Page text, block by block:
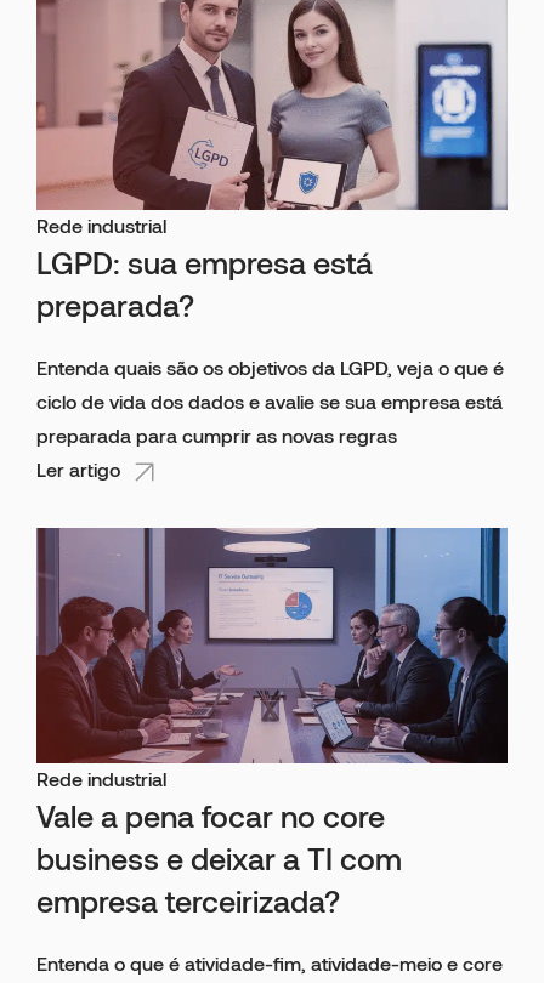
Rede industrial
LGPD: sua empresa está
preparada?
Entenda quais são os objetivos da LGPD, veja o que é
ciclo de vida dos dados e avalie se sua empresa está
preparada para cumprir as novas regras
Ler artigo
Rede industrial
Vale a pena focar no core
business e deixar a TI com
empresa terceirizada?
Entenda o que é atividade-fim, atividade-meio e core